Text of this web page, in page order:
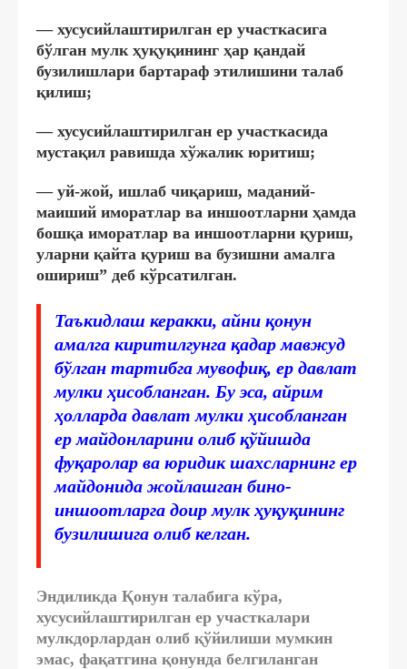
— хусусийлаштирилган ер участкасига
бўлган мулк ҳуқуқининг ҳар қандай
бузилишлари бартараф этилишини талаб
қилиш;
— хусусийлаштирилган ер участкасида
мустақил равишда хўжалик юритиш;
— уй-жой, ишлаб чиқариш, маданий-
маиший иморатлар ва иншоотларни ҳамда
бошқа иморатлар ва иншоотларни қуриш,
уларни қайта қуриш ва бузишни амалга
ошириш” деб кўрсатилган.
Таъкидлаш керакки, айни қонун
амалга киритилгунга қадар мавжуд
бўлган тартибга мувофиқ, ер давлат
мулки ҳисобланган. Бу эса, айрим
ҳолларда давлат мулки ҳисобланган
ер майдонларини олиб қўйишда
фуқаролар ва юридик шахсларнинг ер
майдонида жойлашган бино-
иншоотларга доир мулк ҳуқуқининг
бузилишига олиб келган.
Эндиликда Қонун талабига кўра,
хусусийлаштирилган ер участкалари
мулкдорлардан олиб қўйилиши мумкин
эмас, фақатгина қонунда белгиланган